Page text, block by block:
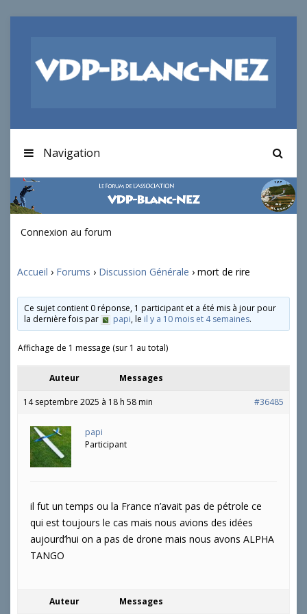
Navigation
Connexion au forum
Accueil › Forums › Discussion Générale › mort de rire
Ce sujet contient 0 réponse, 1 participant et a été mis à jour pour
la dernière fois par
papi, le il y a 10 mois et 4 semaines.
Affichage de 1 message (sur 1 au total)
Auteur Messages
14 septembre 2025 à 18 h 58 min #36485
papi
Participant
il fut un temps ou la France n’avait pas de pétrole ce
qui est toujours le cas mais nous avions des idées
aujourd’hui on a pas de drone mais nous avons ALPHA
TANGO
Auteur Messages